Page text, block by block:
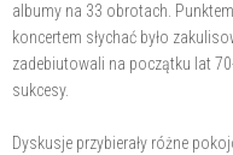
albumy na 33 obrotach.
koncertem słychać było
zadebiutowali na początku lat
sukcesy.
Dyskusje przybierały różne